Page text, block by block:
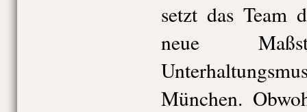
setzt das Team
neue
München.